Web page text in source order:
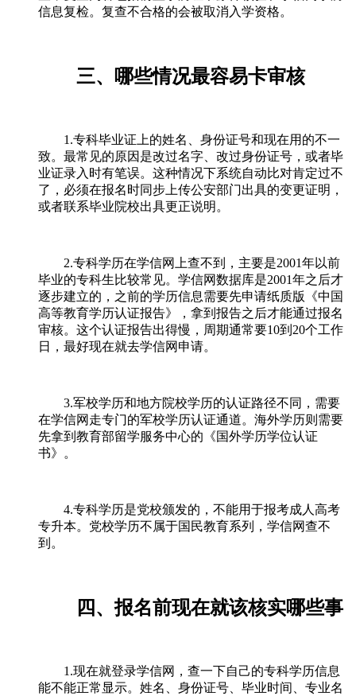
信息复检。复查不合格的会被取消入学资格。
三、哪些情况最容易卡审核
1.专科毕业证上的姓名、身份证号和现在用的不一
致。最常见的原因是改过名字、改过身份证号，或者毕
业证录入时有笔误。这种情况下系统自动比对肯定过不
了，必须在报名时同步上传公安部门出具的变更证明，
或者联系毕业院校出具更正说明。
2.专科学历在学信网上查不到，主要是2001年以前
毕业的专科生比较常见。学信网数据库是2001年之后才
逐步建立的，之前的学历信息需要先申请纸质版《中国
高等教育学历认证报告》，拿到报告之后才能通过报名
审核。这个认证报告出得慢，周期通常要10到20个工作
日，最好现在就去学信网申请。
3.军校学历和地方院校学历的认证路径不同，需要
在学信网走专门的军校学历认证通道。海外学历则需要
先拿到教育部留学服务中心的《国外学历学位认证
书》。
4.专科学历是党校颁发的，不能用于报考成人高考
专升本。党校学历不属于国民教育系列，学信网查不
到。
四、报名前现在就该核实哪些事
1.现在就登录学信网，查一下自己的专科学历信息
能不能正常显示。姓名、身份证号、毕业时间、专业名